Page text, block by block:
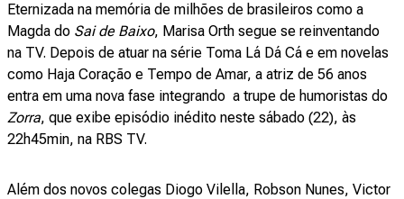
Eternizada na memória de milhões de brasileiros como a
Magda do Sai de Baixo, Marisa Orth segue se reinventando
na TV. Depois de atuar na série Toma Lá Dá Cá e em novelas
como Haja Coração e Tempo de Amar, a atriz de 56 anos
entra em uma nova fase integrando a trupe de humoristas do
Zorra, que exibe episódio inédito neste sábado (22), às
22h45min, na RBS TV.
Além dos novos colegas Diogo Vilella, Robson Nunes, Victor